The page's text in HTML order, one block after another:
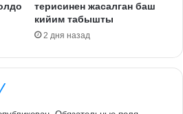
терисинен жасалган баш
кийим табышты
2 дня назад